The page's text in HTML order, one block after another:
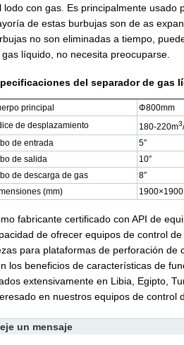
lodo con gas. Es principalmente
de estas burbujas son de as
no son eliminadas a tiempo,
líquido, no necesita preocuparse.
del separador de gas
principal Φ800mm
de desplazamiento
180-220m3
de entrada
5″
de salida
10″
de descarga de gas
8″
(mm)
fabricante certificado con API de
de ofrecer equipos de control
para plataformas de perforación de
los beneficios de características de
extensivamente en Libia, Egipto,
en nuestros equipos de control
un mensaje